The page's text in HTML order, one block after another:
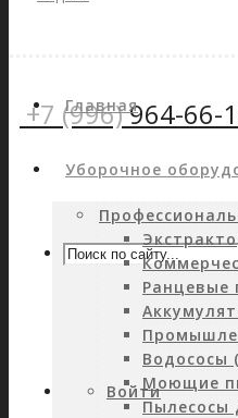
+7 (996)964-66-
Войти
Главная
Уборочное
Ранцевые
Водососы
Моющие
Пылесосы